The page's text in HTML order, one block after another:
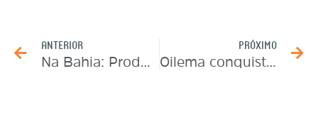
ANTERIOR PRÓXIMO
Oilema conquista o selo GPTW, pelo segundo ano consecutivo